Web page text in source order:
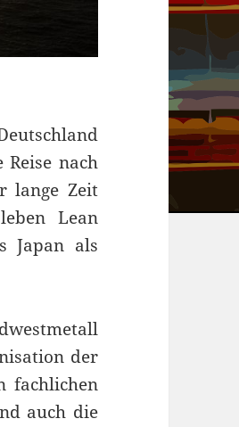
nach
lange Zeit
Lean
Japan als
der
fachlichen
auch die